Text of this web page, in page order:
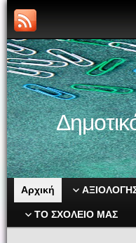
Αρχική
ΤΟ ΣΧΟΛΕΙΟ ΜΑΣ